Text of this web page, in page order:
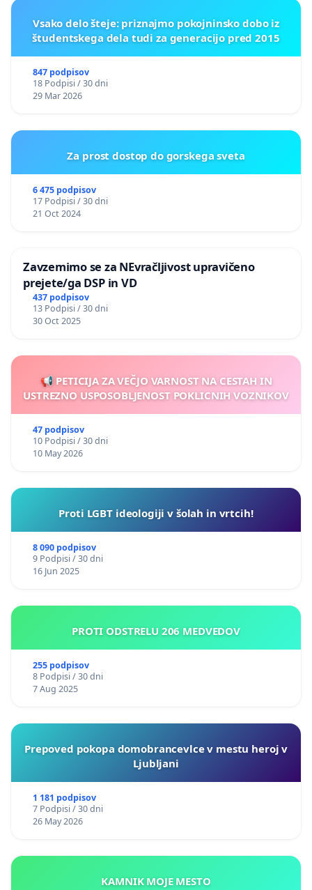
Vsako delo šteje: priznajmo pokojninsko dobo iz
študentskega dela tudi za generacijo pred 2015
847 podpisov
18 Podpisi / 30 dni
29 Mar 2026
Za prost dostop do gorskega sveta
6 475 podpisov
17 Podpisi / 30 dni
21 Oct 2024
Zavzemimo se za NEvračljivost upravičeno
prejete/ga DSP in VD
437 podpisov
13 Podpisi / 30 dni
30 Oct 2025
📢 PETICIJA ZA VEČJO VARNOST NA CESTAH IN
USTREZNO USPOSOBLJENOST POKLICNIH VOZNIKOV
47 podpisov
10 Podpisi / 30 dni
10 May 2026
Proti LGBT ideologiji v šolah in vrtcih!
8 090 podpisov
9 Podpisi / 30 dni
16 Jun 2025
PROTI ODSTRELU 206 MEDVEDOV
255 podpisov
8 Podpisi / 30 dni
7 Aug 2025
Prepoved pokopa domobrancevlce v mestu heroj v
Ljubljani
1 181 podpisov
7 Podpisi / 30 dni
26 May 2026
KAMNIK MOJE MESTO